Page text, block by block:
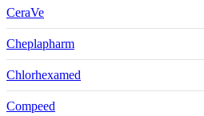
CeraVe
Cheplapharm
Chlorhexamed
Compeed